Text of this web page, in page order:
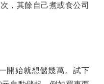
，其餘自己煮或食公司
始就想儲幾萬。試下